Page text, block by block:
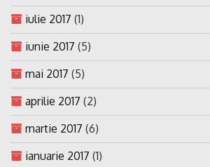
iulie 2017 (1)
iunie 2017 (5)
mai 2017 (5)
aprilie 2017 (2)
martie 2017 (6)
ianuarie 2017 (1)